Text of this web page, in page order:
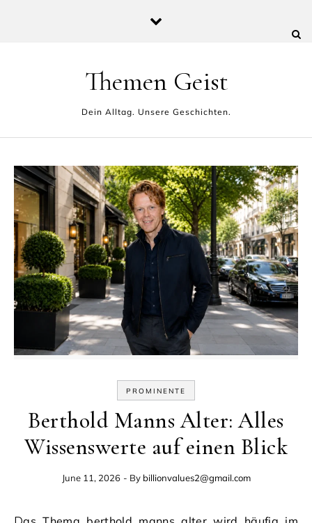
Themen Geist
Dein Alltag. Unsere Geschichten.
PROMINENTE
Berthold Manns Alter: Alles
Wissenswerte auf einen Blick
June 11, 2026 - By billionvalues2@gmail.com